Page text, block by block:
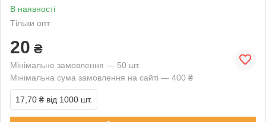
В наявності
Тільки опт
20 ₴
Мінімальне замовлення — 50 шт.
Мінімальна сума замовлення на сайті — 400 ₴
17,70 ₴ від 1000 шт.